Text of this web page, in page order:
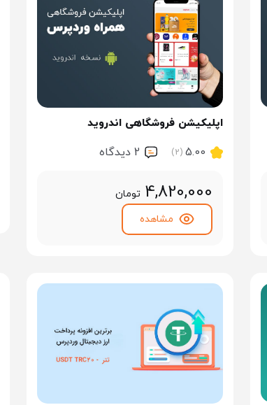
اپلیکیشن فروشگاهی اندروید
5.00
(2) 2 ديدگاه
4,820,000 تومان
مشاهده